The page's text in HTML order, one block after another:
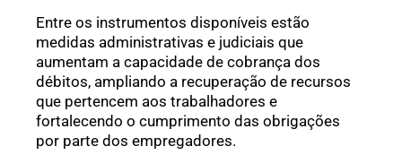
Entre os instrumentos disponíveis estão
medidas administrativas e judiciais que
aumentam a capacidade de cobrança dos
débitos, ampliando a recuperação de recursos
que pertencem aos trabalhadores e
fortalecendo o cumprimento das obrigações
por parte dos empregadores.